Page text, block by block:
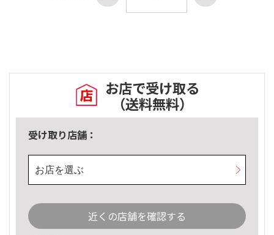
お店で受け取る
（送料無料）
受け取り店舗：
お店を選ぶ
近くの店舗を確認する